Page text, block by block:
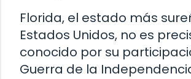
Florida, el estado más
Estados Unidos, no es
conocido por su
Guerra de la